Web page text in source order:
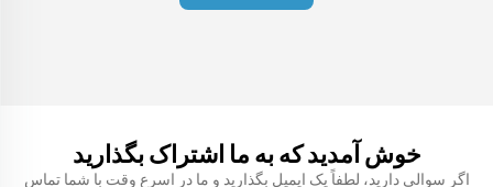
خوش آمدید که به ما اشتراک بگذارید
اگر سوالی دارید، لطفاً یک ایمیل بگذارید و ما در اسرع وقت با شما تماس